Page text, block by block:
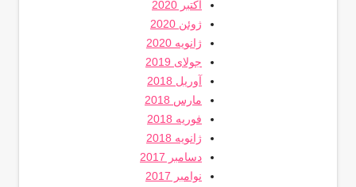
اکتبر 2020
ژوئن 2020
ژانویه 2020
جولای 2019
آوریل 2018
مارس 2018
فوریه 2018
ژانویه 2018
دسامبر 2017
نوامبر 2017